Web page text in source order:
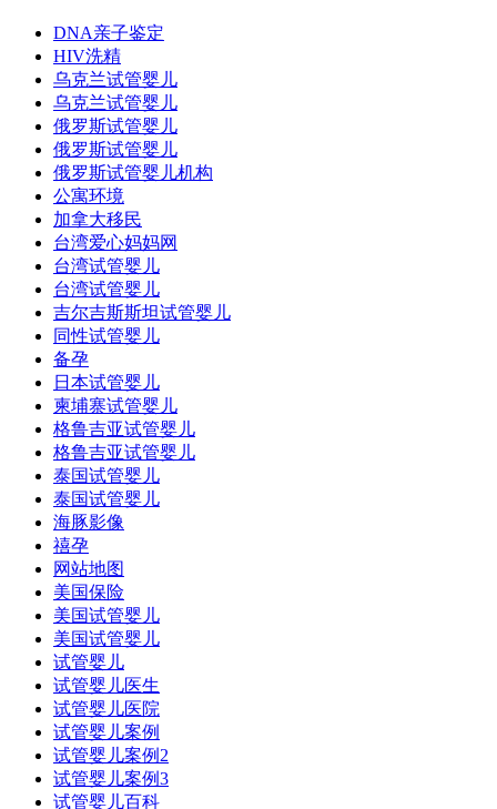
DNA亲子鉴定
HIV洗精
乌克兰试管婴儿
乌克兰试管婴儿
俄罗斯试管婴儿
俄罗斯试管婴儿
俄罗斯试管婴儿机构
公寓环境
加拿大移民
台湾爱心妈妈网
台湾试管婴儿
台湾试管婴儿
吉尔吉斯斯坦试管婴儿
同性试管婴儿
备孕
日本试管婴儿
柬埔寨试管婴儿
格鲁吉亚试管婴儿
格鲁吉亚试管婴儿
泰国试管婴儿
泰国试管婴儿
海豚影像
禧孕
网站地图
美国保险
美国试管婴儿
美国试管婴儿
试管婴儿
试管婴儿医生
试管婴儿医院
试管婴儿案例
试管婴儿案例2
试管婴儿案例3
试管婴儿百科